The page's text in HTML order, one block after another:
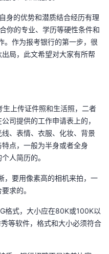
身的优势和潜质结合经历有理
你的专业、学历等硬性条件和
。作为报考银行的第一步，很
局，此文希望对大家有所帮
上传证件照和生活照，二者
司提供的工作申请表上的，
、表情、衣服、化妆、背景
点，一般为半身或者全身
人简历的。
，要用像素高的相机来拍，一
求的。
格式，大小应在80K或100K以
等软件，格式和大小必须符合